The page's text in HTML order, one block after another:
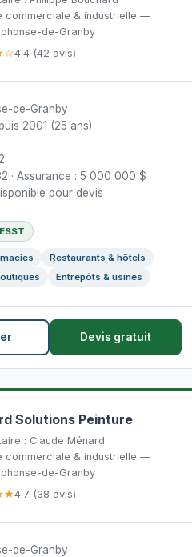
commerciale & industrielle —
de-Granby
4.4 (42 avis)
de-Granby
2001 (25 ans)
· Assurance : 5 000 000 $
pour devis
Restaurants & hôtels
Entrepôts & usines
Devis gratuit
Solutions Peinture
: Claude Ménard
commerciale & industrielle —
de-Granby
4.7 (38 avis)
de-Granby